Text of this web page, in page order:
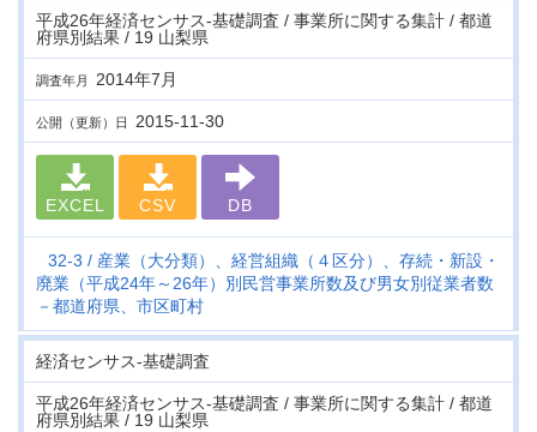
平成26年経済センサス‐基礎調査 / 事業所に関する集計 / 都道
府県別結果 / 19 山梨県
調査年月 2014年7月
公開（更新）日 2015-11-30
EXCEL CSV DB
32-3
産業（大分類）、経営組織（４区分）、存続・新設・
廃業（平成24年～26年）別民営事業所数及び男女別従業者数
－都道府県、市区町村
経済センサス‐基礎調査
平成26年経済センサス‐基礎調査 / 事業所に関する集計 / 都道
府県別結果 / 19 山梨県